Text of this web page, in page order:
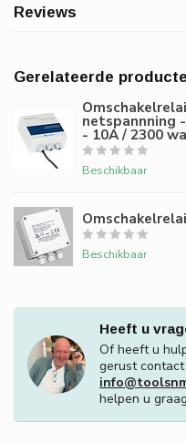
Reviews
Gerelateerde
netspannning
- 10A / 2300
Beschikbaar
Beschikbaar
Heeft u
Of heeft u
gerust
helpen u